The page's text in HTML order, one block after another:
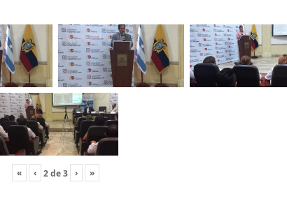
« ‹ 2de3 › »